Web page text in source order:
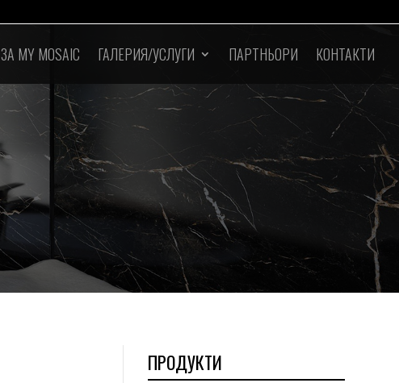
ЗА MY MOSAIC ГАЛЕРИЯ/УСЛУГИ ПАРТНЬОРИ КОНТАКТИ
ПРОДУКТИ